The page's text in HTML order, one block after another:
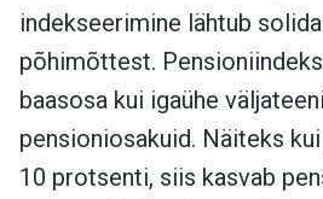
indekseerimine lähtub
põhimõttest.
baasosa kui igaühe
pensioniosakuid. Näiteks
10 protsenti, siis kasvab